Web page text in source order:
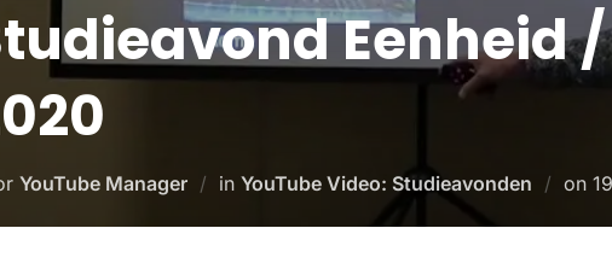
Eenheid
YouTube Manager in YouTube Video: Studieavonden on